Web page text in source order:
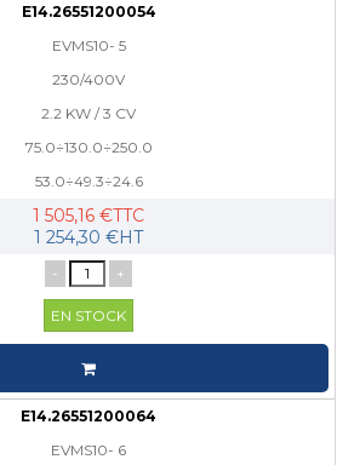
E14.26551200054
EVMS10- 5
230/400V
2.2 KW / 3 CV
75.0÷130.0÷250.0
53.0÷49.3÷24.6
1 505,16 €TTC
1 254,30 €HT
- +
EN STOCK
E14.26551200064
EVMS10- 6